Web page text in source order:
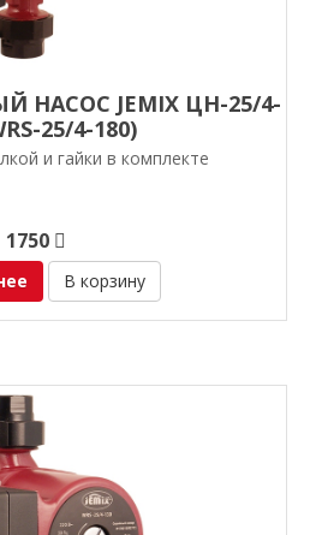
НАСОС JEMIX ЦН-25/4-
25/4-180)
и гайки в комплекте
1750
В корзину